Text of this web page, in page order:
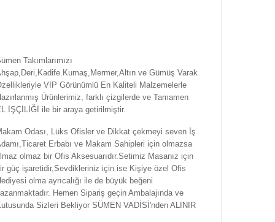
Takımlarımızı
ve Gümüş Varak
VIP Görünümlü En Kaliteli Malzemelerle
Ürünlerimiz, farklı çizgilerde ve Tamamen
İŞÇİLİĞİ ile bir araya getirilmiştir.
Odası, Lüks Ofisler ve Dikkat çekmeyi seven İş
Erbabı ve Makam Sahipleri için olmazsa
olmaz bir Ofis Aksesuarıdır.Setimiz Masanız için
güç işaretidir,Sevdikleriniz için ise Kişiye özel Ofis
olma ayrıcalığı ile de büyük beğeni
Hemen Sipariş geçin Ambalajında ve
Sizleri Bekliyor SÜMEN VADİSİ'nden ALINIR